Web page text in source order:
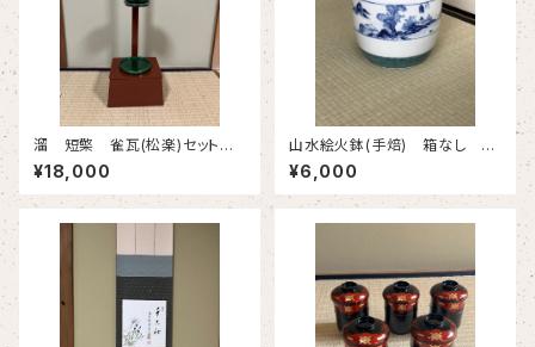
溜 短檠 雀瓦(松楽)セット
短檠箱なし 雀瓦ボール箱 古
物
¥18,000
山水絵火鉢(手焙) 箱なし 古
物
¥6,000